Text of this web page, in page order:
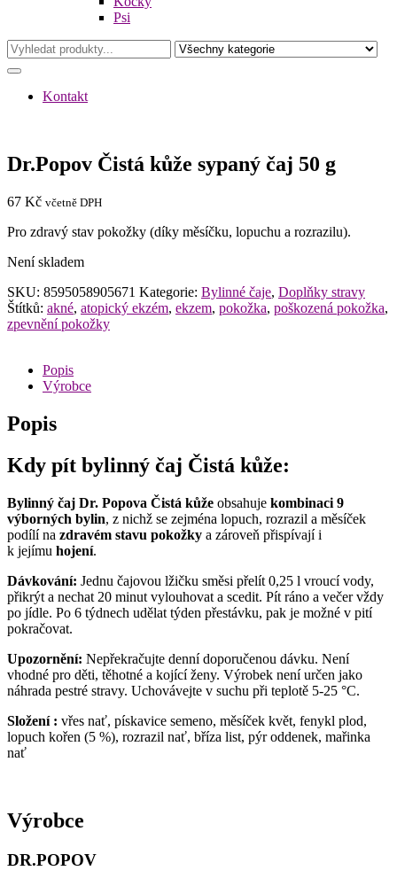
Psi
Kontakt
Dr.Popov Čistá kůže sypaný čaj 50 g
67 Kč včetně DPH
Pro zdravý stav pokožky (díky měsíčku, lopuchu a rozrazilu).
Není skladem
SKU: 8595058905671 Kategorie: Bylinné čaje, Doplňky stravy
Štítků: akné, atopický ekzém, ekzem, pokožka, poškozená pokožka,
zpevnění pokožky
Popis
Výrobce
Popis
Kdy pít bylinný čaj Čistá kůže:
Bylinný čaj Dr. Popova Čistá kůže obsahuje kombinaci 9
výborných bylin, z nichž se zejména lopuch, rozrazil a měsíček
podílí na zdravém stavu pokožky a zároveň přispívají i
k jejímu hojení.
Dávkování: Jednu čajovou lžičku směsi přelít 0,25 l vroucí vody,
přikrýt a nechat 20 minut vylouhovat a scedit. Pít ráno a večer vždy
po jídle. Po 6 týdnech udělat týden přestávku, pak je možné v pití
pokračovat.
Upozornění: Nepřekračujte denní doporučenou dávku. Není
vhodné pro děti, těhotné a kojící ženy. Výrobek není určen jako
náhrada pestré stravy. Uchovávejte v suchu při teplotě 5-25 °C.
Složení : vřes nať, pískavice semeno, měsíček květ, fenykl plod,
lopuch kořen (5 %), rozrazil nať, bříza list, pýr oddenek, mařinka
nať
Výrobce
DR.POPOV